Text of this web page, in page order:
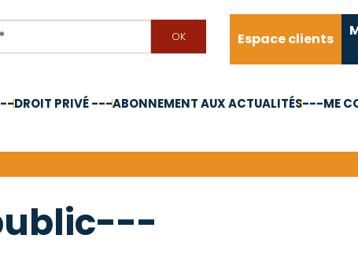
Espace clients
DROIT PRIVÉ ---ABONNEMENT AUX ACTUALITÉS---ME